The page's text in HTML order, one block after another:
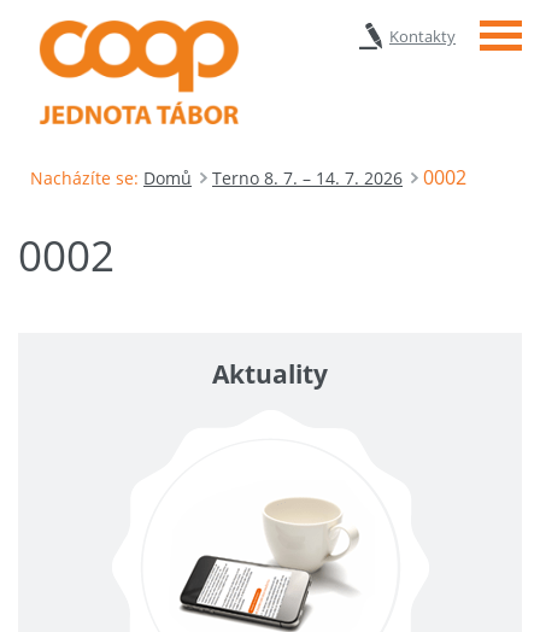
Kontakty Menu
Nacházíte se: Domů Terno 8. 7. – 14. 7. 2026 0002
0002
Aktuality